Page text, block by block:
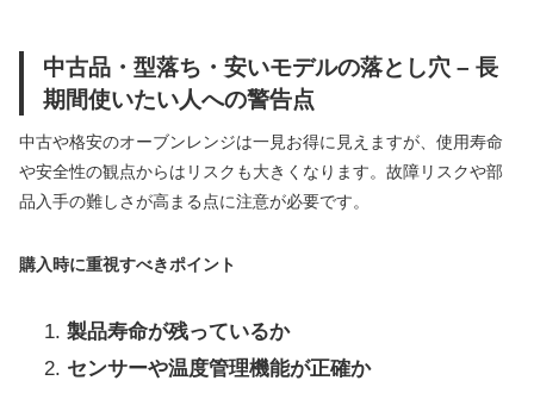
中古品・型落ち・安いモデルの落とし穴 – 長
期間使いたい人への警告点
中古や格安のオーブンレンジは一見お得に見えますが、使用寿命
や安全性の観点からはリスクも大きくなります。故障リスクや部
品入手の難しさが高まる点に注意が必要です。
購入時に重視すべきポイント
製品寿命が残っているか
センサーや温度管理機能が正確か